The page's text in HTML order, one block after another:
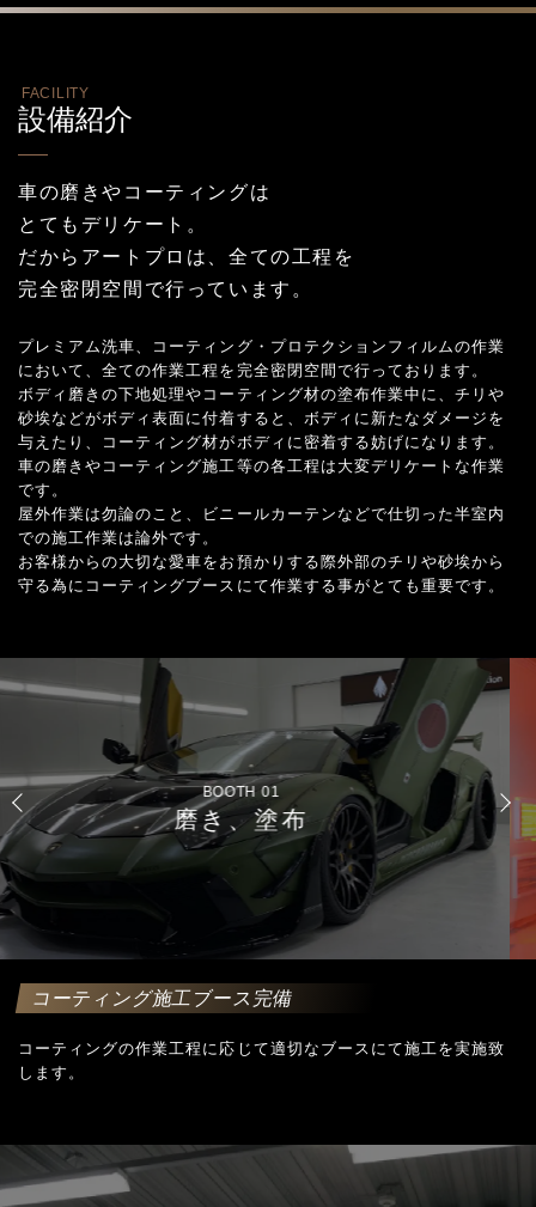
FACILITY
設備紹介
車の磨きやコーティングは
とてもデリケート。
だからアートプロは、全ての工程を
完全密閉空間で行っています。
プレミアム洗車、コーティング・プロテクションフィルムの作業
において、全ての作業工程を完全密閉空間で行っております。
ボディ磨きの下地処理やコーティング材の塗布作業中に、チリや
砂埃などがボディ表面に付着すると、ボディに新たなダメージを
与えたり、コーティング材がボディに密着する妨げになります。
車の磨きやコーティング施工等の各工程は大変デリケートな作業
です。
屋外作業は勿論のこと、ビニールカーテンなどで仕切った半室内
での施工作業は論外です。
お客様からの大切な愛車をお預かりする際外部のチリや砂埃から
守る為にコーティングブースにて作業する事がとても重要です。
コーティング施工ブース完備
コーティングの作業工程に応じて適切なブースにて施工を実施致
します。
BOOTH 02
コーティング
焼き付けブース